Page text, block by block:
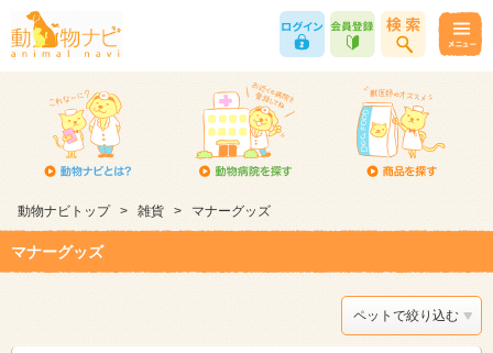
動物ナビトップ > 雑貨 > マナーグッズ
マナーグッズ
ペットで絞り込む